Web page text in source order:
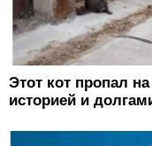
Этот кот пропал
историей и